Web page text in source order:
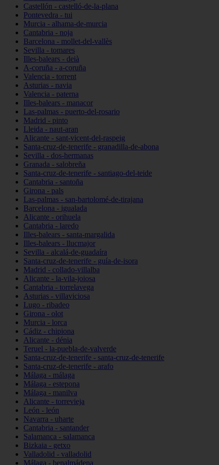
Castellón - castelló-de-la-plana
Pontevedra - tui
Murcia - alhama-de-murcia
Cantabria - noja
Barcelona - mollet-del-vallès
Sevilla - tomares
Illes-balears - deià
A-coruña - a-coruña
Valencia - torrent
Asturias - navia
Valencia - paterna
Illes-balears - manacor
Las-palmas - puerto-del-rosario
Madrid - pinto
Lleida - naut-aran
Alicante - sant-vicent-del-raspeig
Santa-cruz-de-tenerife - granadilla-de-abona
Sevilla - dos-hermanas
Granada - salobreña
Santa-cruz-de-tenerife - santiago-del-teide
Cantabria - santoña
Girona - pals
Las-palmas - san-bartolomé-de-tirajana
Barcelona - igualada
Alicante - orihuela
Cantabria - laredo
Illes-balears - santa-margalida
Illes-balears - llucmajor
Sevilla - alcalá-de-guadaíra
Santa-cruz-de-tenerife - guía-de-isora
Madrid - collado-villalba
Alicante - la-vila-joiosa
Cantabria - torrelavega
Asturias - villaviciosa
Lugo - ribadeo
Girona - olot
Murcia - lorca
Cádiz - chipiona
Alicante - dénia
Teruel - la-puebla-de-valverde
Santa-cruz-de-tenerife - santa-cruz-de-tenerife
Santa-cruz-de-tenerife - arafo
Málaga - málaga
Málaga - estepona
Málaga - manilva
Alicante - torrevieja
León - león
Navarra - uharte
Cantabria - santander
Salamanca - salamanca
Bizkaia - getxo
Valladolid - valladolid
Málaga - benalmádena